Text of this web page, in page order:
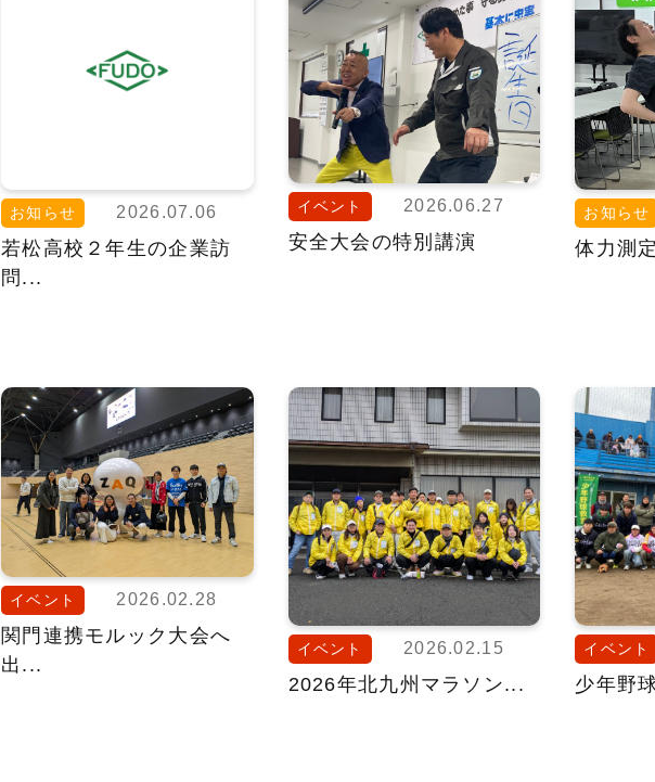
お知らせ 2026.07.06
若松高校２年生の企業訪
問...
イベント 2026.06.27
安全大会の特別講演
お知らせ
体力測
イベント 2026.02.28
関門連携モルック大会へ
出...
イベント 2026.02.15
2026年北九州マラソン...
イベント
少年野